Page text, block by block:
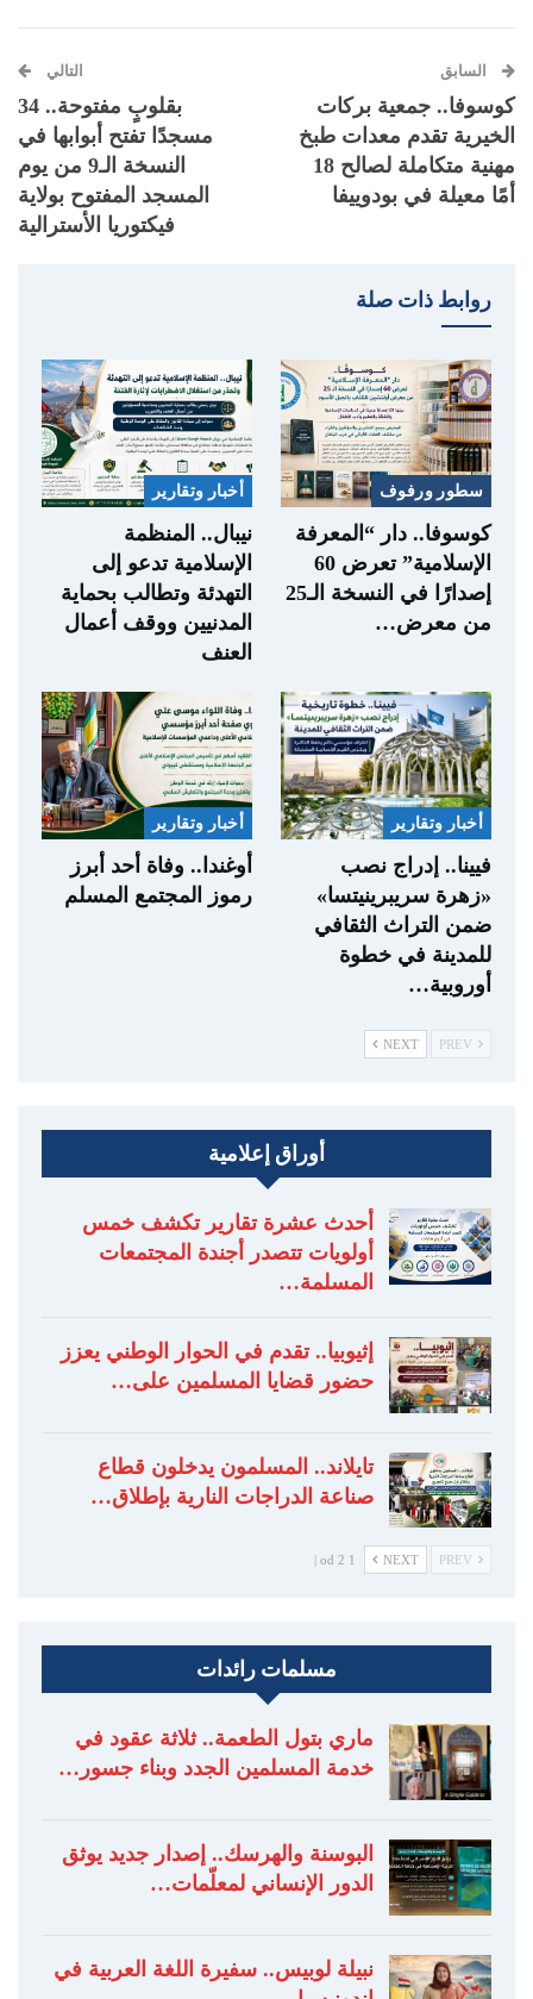
السابق
كوسوفا.. جمعية بركات
الخيرية تقدم معدات طبخ
مهنية متكاملة لصالح 18
أمًا معيلة في بودوييفا
التالي
بقلوبٍ مفتوحة.. 34
مسجدًا تفتح أبوابها في
النسخة الـ9 من يوم
المسجد المفتوح بولاية
فيكتوريا الأسترالية
روابط ذات صلة
سطور ورفوف
كوسوفا.. دار “المعرفة
الإسلامية” تعرض 60
إصدارًا في النسخة الـ25
من معرض…
أخبار وتقارير
نيبال.. المنظمة
الإسلامية تدعو إلى
التهدئة وتطالب بحماية
المدنيين ووقف أعمال
العنف
أخبار وتقارير
فيينا.. إدراج نصب
«زهرة سريبرينيتسا»
ضمن التراث الثقافي
للمدينة في خطوة
أوروبية…
أخبار وتقارير
أوغندا.. وفاة أحد أبرز
رموز المجتمع المسلم
NEXT
أوراق إعلامية
أحدث عشرة تقارير تكشف خمس
أولويات تتصدر أجندة المجتمعات
المسلمة…
إثيوبيا.. تقدم في الحوار الوطني يعزز
حضور قضايا المسلمين على…
تايلاند.. المسلمون يدخلون قطاع
صناعة الدراجات النارية بإطلاق…
NEXT
1 od 2 |
مسلمات رائدات
ماري بتول الطعمة.. ثلاثة عقود في
خدمة المسلمين الجدد وبناء جسور…
البوسنة والهرسك.. إصدار جديد يوثق
الدور الإنساني لمعلّمات…
نبيلة لوبيس.. سفيرة اللغة العربية في